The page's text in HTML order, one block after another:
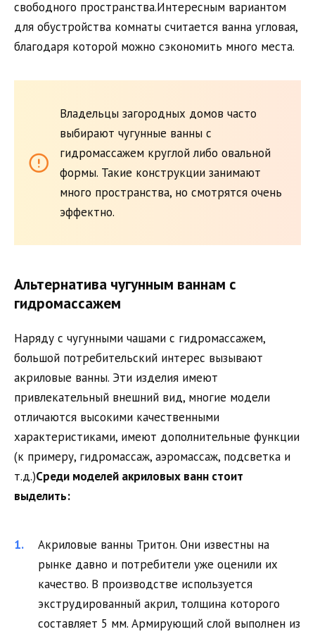
свободного пространства.Интересным вариантом
для обустройства комнаты считается ванна угловая,
благодаря которой можно сэкономить много места.
Владельцы загородных домов часто
выбирают чугунные ванны с
гидромассажем круглой либо овальной
формы. Такие конструкции занимают
много пространства, но смотрятся очень
эффектно.
Альтернатива чугунным ваннам с
гидромассажем
Наряду с чугунными чашами с гидромассажем,
большой потребительский интерес вызывают
акриловые ванны. Эти изделия имеют
привлекательный внешний вид, многие модели
отличаются высокими качественными
характеристиками, имеют дополнительные функции
(к примеру, гидромассаж, аэромассаж, подсветка и
т.д.)Среди моделей акриловых ванн стоит
выделить:
Акриловые ванны Тритон. Они известны на
рынке давно и потребители уже оценили их
качество. В производстве используется
экструдированный акрил, толщина которого
составляет 5 мм. Армирующий слой выполнен из